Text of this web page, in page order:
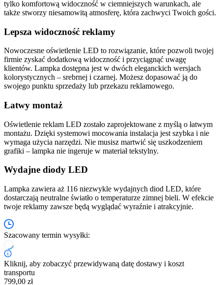
tylko komfortową widoczność w ciemniejszych warunkach, ale
także stworzy niesamowitą atmosferę, która zachwyci Twoich gości.
Lepsza widoczność reklamy
Nowoczesne oświetlenie LED to rozwiązanie, które pozwoli twojej
firmie zyskać dodatkową widoczność i przyciągnąć uwagę
klientów. Lampka dostępna jest w dwóch eleganckich wersjach
kolorystycznych – srebrnej i czarnej. Możesz dopasować ją do
swojego punktu sprzedaży lub przekazu reklamowego.
Łatwy montaż
Oświetlenie reklam LED zostało zaprojektowane z myślą o łatwym
montażu. Dzięki systemowi mocowania instalacja jest szybka i nie
wymaga użycia narzędzi. Nie musisz martwić się uszkodzeniem
grafiki – lampka nie ingeruje w materiał tekstylny.
Wydajne diody LED
Lampka zawiera aż 116 niezwykle wydajnych diod LED, które
dostarczają neutralne światło o temperaturze zimnej bieli. W efekcie
twoje reklamy zawsze będą wyglądać wyraźnie i atrakcyjnie.
Szacowany termin wysyłki:
Kliknij, aby zobaczyć przewidywaną datę dostawy i koszt
transportu
799,00 zł